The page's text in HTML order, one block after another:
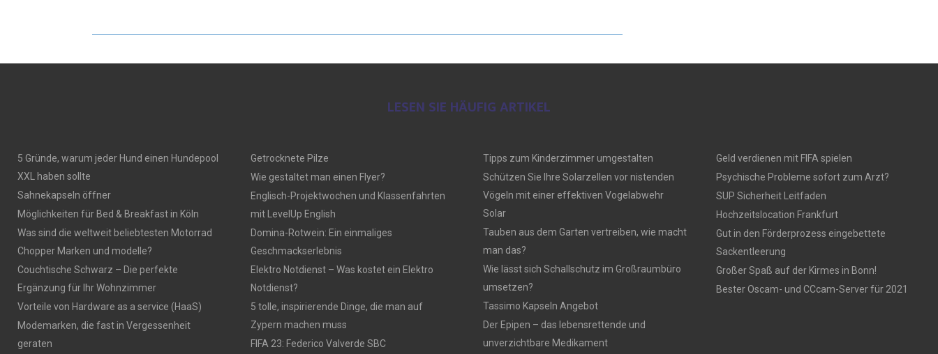
LESEN SIE HÄUFIG ARTIKEL
5 Gründe, warum jeder Hund einen Hundepool
XXL haben sollte
Sahnekapseln öffner
Möglichkeiten für Bed & Breakfast in Köln
Was sind die weltweit beliebtesten Motorrad
Chopper Marken und modelle?
Couchtische Schwarz – Die perfekte
Ergänzung für Ihr Wohnzimmer
Vorteile von Hardware as a service (HaaS)
Modemarken, die fast in Vergessenheit
geraten
Getrocknete Pilze
Wie gestaltet man einen Flyer?
Englisch-Projektwochen und Klassenfahrten
mit LevelUp English
Domina-Rotwein: Ein einmaliges
Geschmackserlebnis
Elektro Notdienst – Was kostet ein Elektro
Notdienst?
5 tolle, inspirierende Dinge, die man auf
Zypern machen muss
FIFA 23: Federico Valverde SBC
Tipps zum Kinderzimmer umgestalten
Schützen Sie Ihre Solarzellen vor nistenden
Vögeln mit einer effektiven Vogelabwehr
Solar
Tauben aus dem Garten vertreiben, wie macht
man das?
Wie lässt sich Schallschutz im Großraumbüro
umsetzen?
Tassimo Kapseln Angebot
Der Epipen – das lebensrettende und
unverzichtbare Medikament
Geld verdienen mit FIFA spielen
Psychische Probleme sofort zum Arzt?
SUP Sicherheit Leitfaden
Hochzeitslocation Frankfurt
Gut in den Förderprozess eingebettete
Sackentleerung
Großer Spaß auf der Kirmes in Bonn!
Bester Oscam- und CCcam-Server für 2021